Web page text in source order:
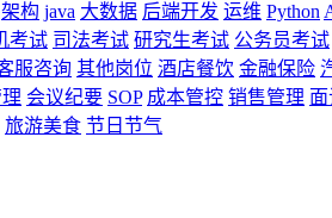
架构 java 大数据 后端开发 运维 Python
考试 司法考试 研究生考试 公务员考试
服咨询 其他岗位 酒店餐饮 金融保险
会议纪要 SOP 成本管控 销售管理
旅游美食 节日节气